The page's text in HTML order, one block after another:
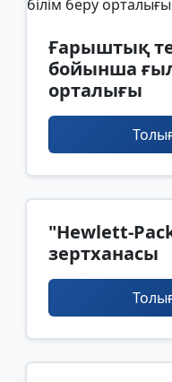
Ғарыштық
бойынша
орталығы
"Hewlett-
зертханасы